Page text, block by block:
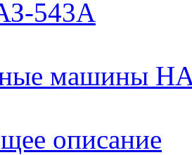
543А
машины
описание